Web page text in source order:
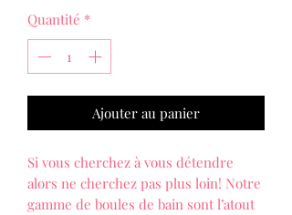
Quantité *
Ajouter au panier
Si vous cherchez à vous détendre
alors ne cherchez pas plus loin! Notre
gamme de boules de bain sont l’atout